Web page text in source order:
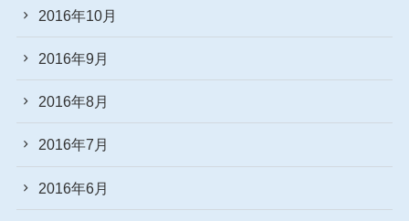
2016年10月
2016年9月
2016年8月
2016年7月
2016年6月